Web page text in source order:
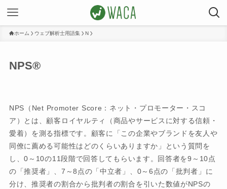
ホーム ウェブ解析士用語集 N
NPS®
NPS（Net Promoter Score：ネット・プロモーター・スコ
ア）とは、顧客ロイヤルティ（商品やサービスに対する信頼・
愛着）を測る指標です。顧客に「この企業やブランドを友人や
同僚に薦める可能性はどのくらいありますか」という質問を
し、0～10の11段階で回答してもらいます。回答者を9～10点
の「推奨者」、7～8点の「中立者」、0～6点の「批判者」に
分け、推奨者の割合から批判者の割合を引いた数値がNPSの